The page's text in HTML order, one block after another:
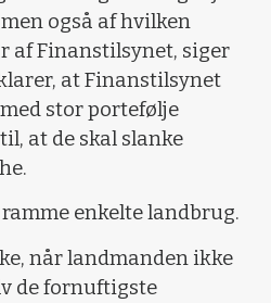
også af hvilken
af Finanstilsynet, siger
at Finanstilsynet
stor portefølje
at de skal slanke
enkelte landbrug.
når landmanden ikke
de fornuftigste